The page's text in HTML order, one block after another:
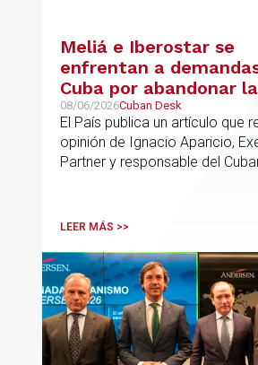
Meliá e Iberostar se
enfrentan a
Cuba por abandonar la
gestión de los hoteles
08/06/2026Cuban Desk
El País publica un artículo que
opinión de Ignacio Aparicio,
Partner y responsable del
LEER MÁS >>